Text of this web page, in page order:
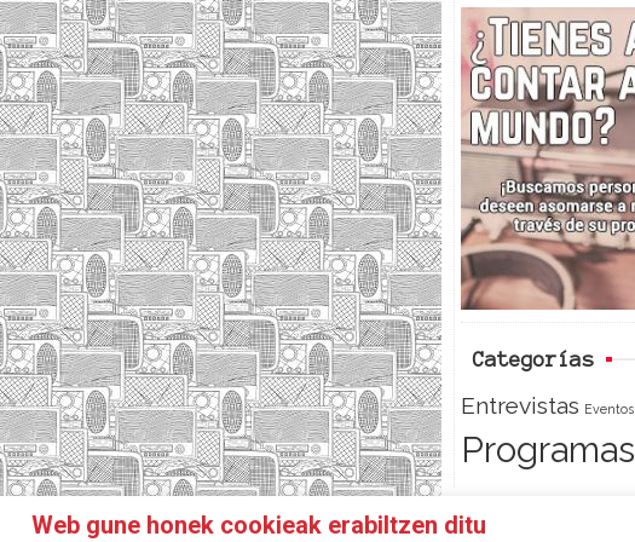
c
e
b
o
o
i
t
t
e
r
Categorías
Entrevistas Eventos
Programas
HAZTE SOCI@! FACEBOOK TWITTER CONTACTO
Web gune honek cookieak erabiltzen ditu